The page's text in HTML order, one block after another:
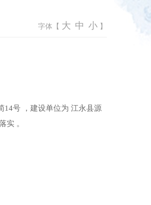
字体【 大 中 小 】
号 ，建设单位为 江永县源
实 。